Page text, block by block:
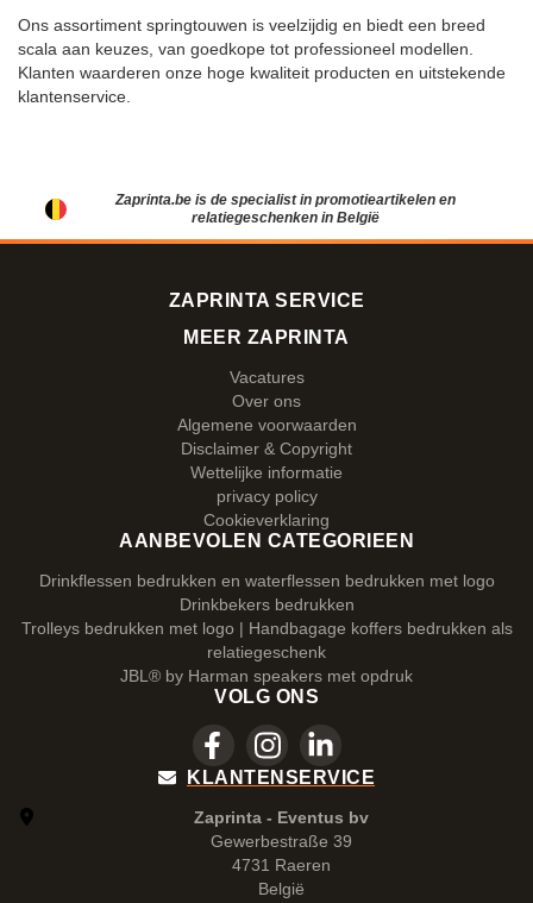
Ons assortiment springtouwen is veelzijdig en biedt een breed
scala aan keuzes, van goedkope tot professioneel modellen.
Klanten waarderen onze hoge kwaliteit producten en uitstekende
klantenservice.
Zaprinta.be is de specialist in promotieartikelen en
relatiegeschenken in België
ZAPRINTA SERVICE
MEER ZAPRINTA
Vacatures
Over ons
Algemene voorwaarden
Disclaimer & Copyright
Wettelijke informatie
privacy policy
Cookieverklaring
AANBEVOLEN CATEGORIEEN
Drinkflessen bedrukken en waterflessen bedrukken met logo
Drinkbekers bedrukken
Trolleys bedrukken met logo | Handbagage koffers bedrukken als
relatiegeschenk
JBL® by Harman speakers met opdruk
VOLG ONS
KLANTENSERVICE
Zaprinta - Eventus bv
Gewerbestraße 39
4731 Raeren
België